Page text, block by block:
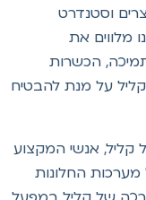
וסטנדרט
את
הכשרות
על מנת להבטיח
אנשי המקצוע
החלונות